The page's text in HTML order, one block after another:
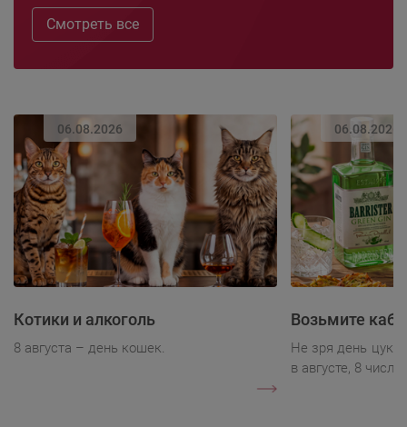
Смотреть все
06.08.2026
Котики и алкоголь
8 августа – день кошек.
06.08.2026
Возьмите
Не зря день
в августе, 8 числа.